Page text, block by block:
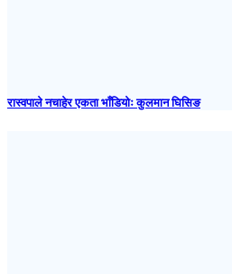
रास्वपाले नचाहेर एकता भाँडियोः कुलमान घिसिङ